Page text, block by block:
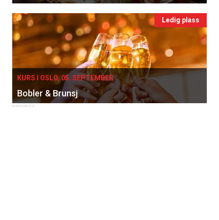
Ledig plass
KURS I OSLO, 05. SEPTEMBER
Bobler & Brunsj